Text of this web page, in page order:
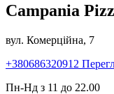
Campania
вул. Комерційна, 7
+380686320912
Пн-Нд з 11 до 22.00